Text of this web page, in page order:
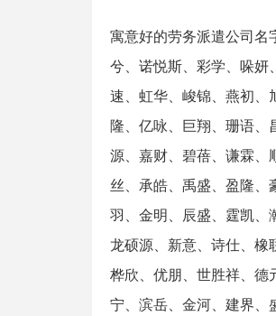
寓意好的劳务派遣公司名
兮、诺悦斯、彩学、哚妍
速、虹华、峻锦、燕初、
隆、亿咏、巨翔、珊语
源、嘉财、碧蓓、谦霖、
丝、承皓、禹盛、盈隆、
羽、金明、辰盛、霆凯、
龙硕源、新意、诗仕、橡
桦欣、优朋、世胜祥、德
宁、滨岳、金河、建界、